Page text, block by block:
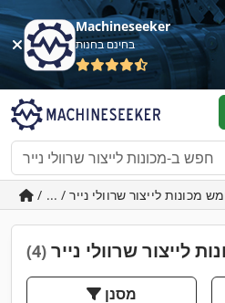
Machineseeker
בחינם בחנות
לייצור שרוולי נייר (4)
מסנן